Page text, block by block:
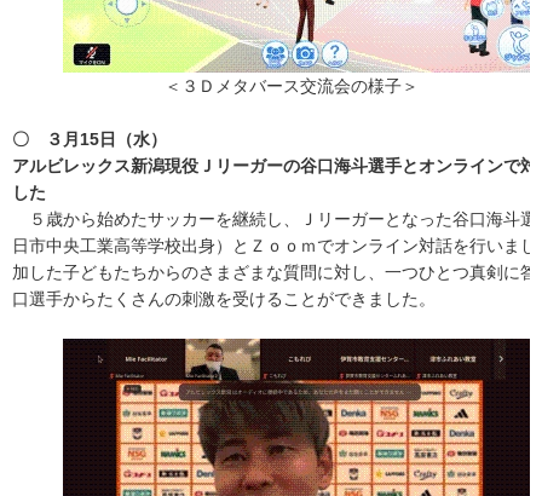
＜３Ｄメタバース交流会の様子＞
〇 ３月15日（水）
アルビレックス新潟現役Ｊリーガーの谷口海斗選手とオンラインで対
した
５歳から始めたサッカーを継続し、Ｊリーガーとなった谷口海斗選
日市中央工業高等学校出身）とＺｏｏｍでオンライン対話を行いまし
加した子どもたちからのさまざまな質問に対し、一つひとつ真剣に答
口選手からたくさんの刺激を受けることができました。